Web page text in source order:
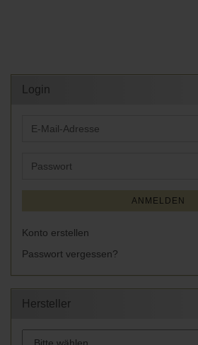
Login
E-
Passwort
ANMELDEN
Konto erstellen
Passwort vergessen?
Hersteller